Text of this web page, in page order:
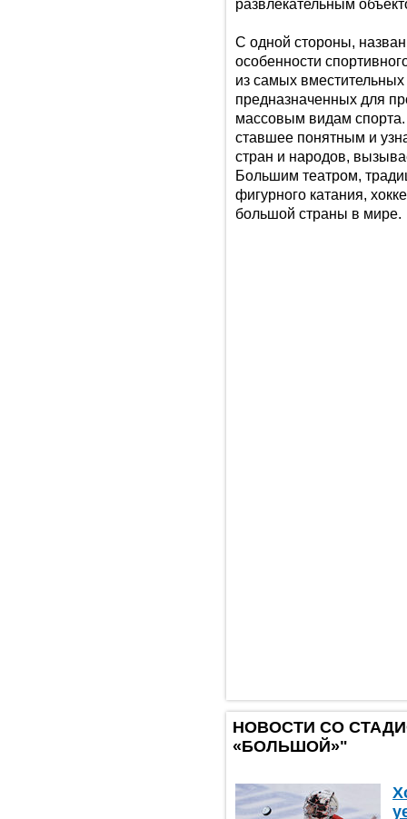
развлекательным
С одной стороны,
особенности
из самых
предназначенных для
массовым видам
ставшее понятным и
стран и народов,
Большим театром,
фигурного катания,
большой страны в мире.
НОВОСТИ СО
«БОЛЬШОЙ»"